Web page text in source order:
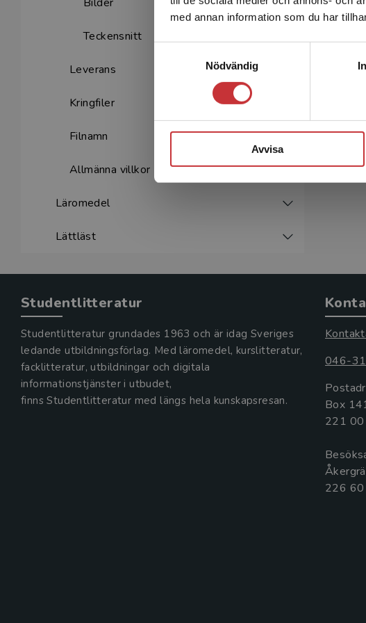
med annan information som du har
Nödvändig
Avvisa
Teckensnitt
Leverans
Kringfiler
Filnamn
Allmänna villkor
Läromedel
Lättläst
får
vara
%.
Studentlitteratur
Studentlitteratur grundades 1963 och är idag Sveriges
ledande utbildningsförlag. Med läromedel, kurslitteratur,
facklitteratur, utbildningar och digitala
informationstjänster i utbudet,
finns Studentlitteratur med längs hela kunskapsresan.
046-
Box
221 00